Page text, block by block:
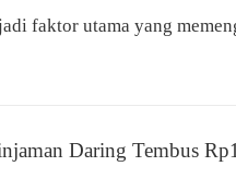
faktor utama yang
Daring Tembus